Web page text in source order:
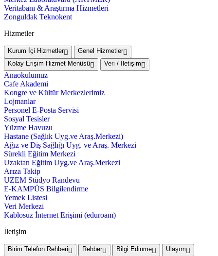
Veritabanı & Araştırma Hizmetleri
Zonguldak Teknokent
Hizmetler
Kurum İçi Hizmetler
Genel Hizmetler
Kolay Erişim Hizmet Menüsü
Veri / İletişim
Anaokulumuz
Cafe Akademi
Kongre ve Kültür Merkezlerimiz
Lojmanlar
Personel E-Posta Servisi
Sosyal Tesisler
Yüzme Havuzu
Hastane (Sağlık Uyg.ve Araş.Merkezi)
Ağız ve Diş Sağlığı Uyg. ve Araş. Merkezi
Sürekli Eğitim Merkezi
Uzaktan Eğitim Uyg.ve Araş.Merkezi
Arıza Takip
UZEM Stüdyo Randevu
E-KAMPÜS Bilgilendirme
Yemek Listesi
Veri Merkezi
Kablosuz İnternet Erişimi (eduroam)
İletişim
Birim Telefon Rehberi Rehber Bilgi Edinme Ulaşım